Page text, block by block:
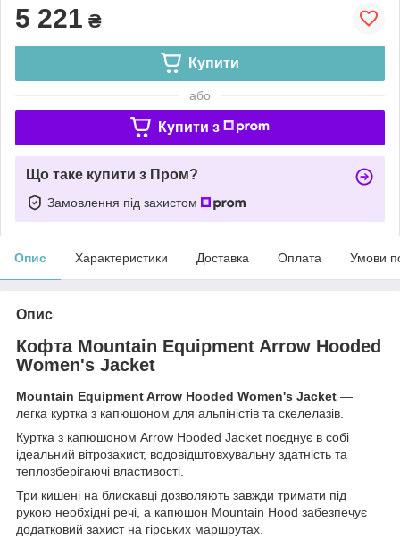
5 221 ₴
Купити
або
Купити з
Що таке купити з Пром?
Замовлення під захистом
Опис Характеристики Доставка Оплата Умови
Опис
Кофта Mountain Equipment Arrow Hooded
Women's Jacket
Mountain Equipment Arrow Hooded Women's Jacket —
легка куртка з капюшоном для альпіністів та скелелазів.
Куртка з капюшоном Arrow Hooded Jacket поєднує в собі
ідеальний вітрозахист, водовідштовхувальну здатність та
теплозберігаючі властивості.
Три кишені на блискавці дозволяють завжди тримати під
рукою необхідні речі, а капюшон Mountain Hood забезпечує
додатковий захист на гірських маршрутах.